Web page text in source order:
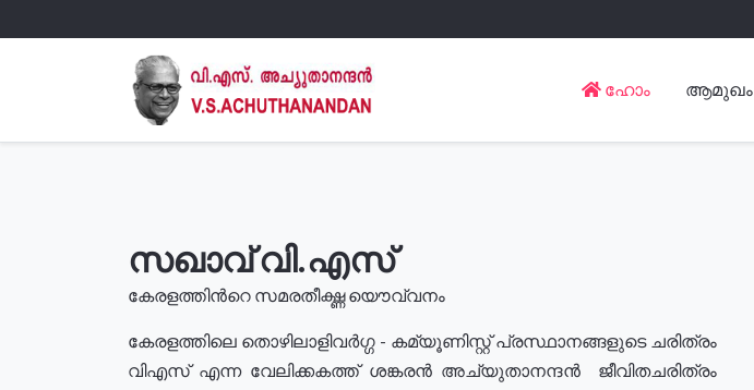
ഹോം ആമുഖം
സഖാവ് വി.എസ്
കേരളത്തിൻറെ സമരതീക്ഷ്ണ യൌവ്വനം
കേരളത്തിലെ തൊഴിലാളിവർഗ്ഗ - കമ്യൂണിസ്റ്റ് പ്രസ്ഥാനങ്ങളുടെ ചരിത്രം
വിഎസ് എന്ന വേലിക്കകത്ത് ശങ്കരൻ അച്യുതാനന്ദൻ ജീവിതചരിത്രം